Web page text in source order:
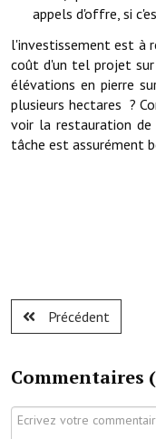
Artisans
Agents immobiliers
Réserver une salle
Salle Georges
La troupe théâtrale
L'association du
Le foyer rural
appels d'offre, si
l'investissement est à
coût d'un tel projet
élévations en pierre
plusieurs hectares ?
voir la restauration de
tâche est assurément
Précédent
Commentaires (